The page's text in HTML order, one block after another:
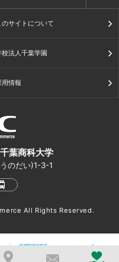
のサイトについて
校法人千葉学園
用情報
葉商科大学
のだい)1-3-1
All Rights Reserved.